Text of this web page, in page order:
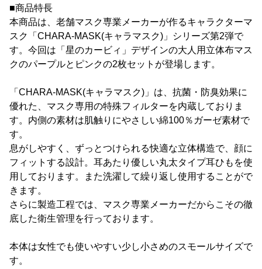
■商品特長
本商品は、老舗マスク専業メーカーが作るキャラクターマ
スク「CHARA-MASK(キャラマスク)」シリーズ第2弾で
す。今回は「星のカービィ」デザインの大人用立体布マス
クのパープルとピンクの2枚セットが登場します。
「CHARA-MASK(キャラマスク)」は、抗菌・防臭効果に
優れた、マスク専用の特殊フィルターを内蔵しておりま
す。内側の素材は肌触りにやさしい綿100％ガーゼ素材で
す。
息がしやすく、ずっとつけられる快適な立体構造で、顔に
フィットする設計。耳あたり優しい丸太タイプ耳ひもを使
用しております。また洗濯して繰り返し使用することがで
きます。
さらに製造工程では、マスク専業メーカーだからこその徹
底した衛生管理を行っております。
本体は女性でも使いやすい少し小さめのスモールサイズで
す。